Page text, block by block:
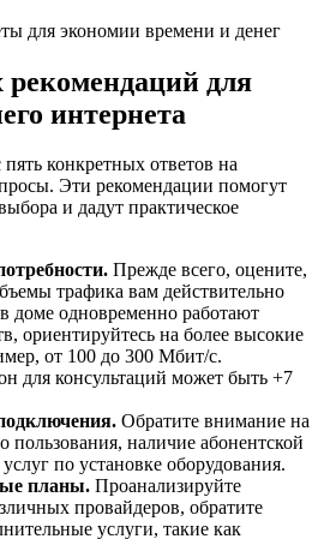
для экономии времени и денег
рекомендаций для
интернета
конкретных ответов на
Эти рекомендации помогут
и дадут практическое
Прежде всего, оцените,
трафика вам действительно
доме одновременно работают
ориентируйтесь на более высокие
от 100 до 300 Мбит/с.
для консультаций может быть +7
Обратите внимание на
пользования, наличие абонентской
по установке оборудования.
планы. Проанализируйте
провайдеров, обратите
услуги, такие как